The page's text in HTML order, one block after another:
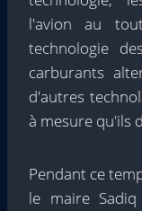
l'avion au
technologie
carburants
d'autres
à mesure qu'ils
Pendant ce
le maire